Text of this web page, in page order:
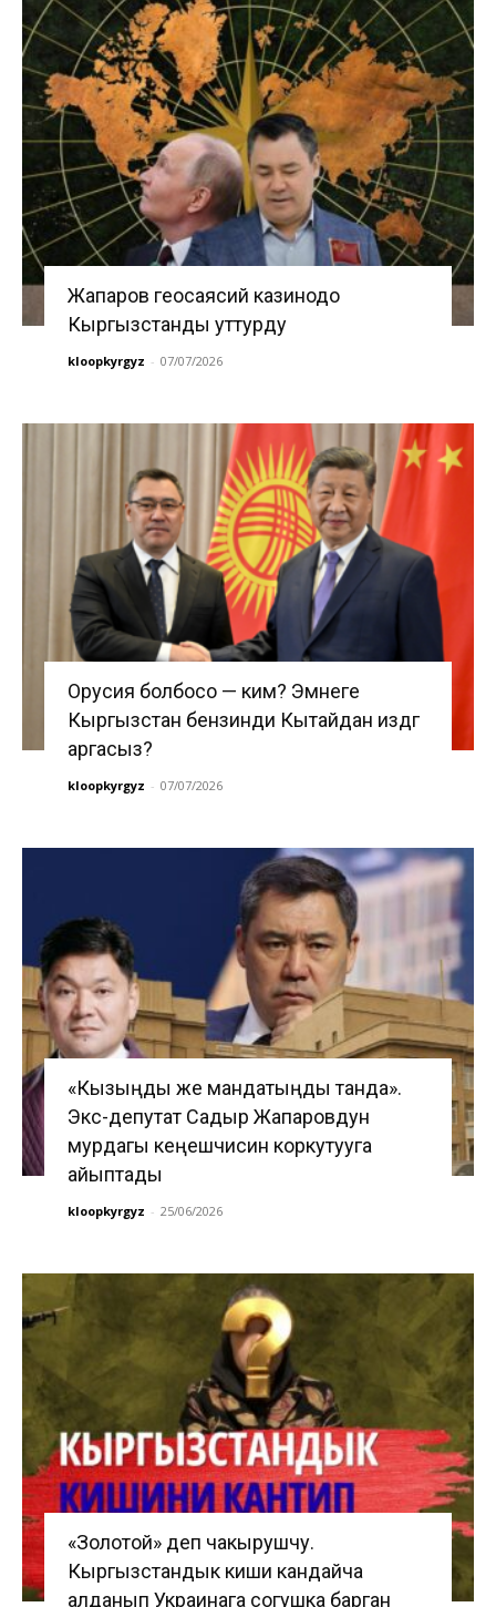
Жапаров геосаясий казинодо
Кыргызстанды уттурду
kloopkyrgyz - 07/07/2026
Орусия болбосо — ким? Эмнеге
Кыргызстан бензинди Кытайдан издөөгө
аргасыз?
kloopkyrgyz - 07/07/2026
«Кызыңды же мандатыңды танда».
Экс-депутат Садыр Жапаровдун
мурдагы кеңешчисин коркутууга
айыптады
kloopkyrgyz - 25/06/2026
«Золотой» деп чакырушчу.
Кыргызстандык киши кандайча
алданып Украинага согушка барган